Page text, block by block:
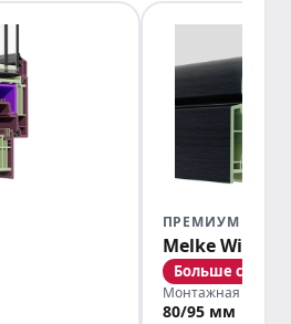
ПРЕМИУМ
Melke Wide
Больше света
Монтажная
80/95 мм